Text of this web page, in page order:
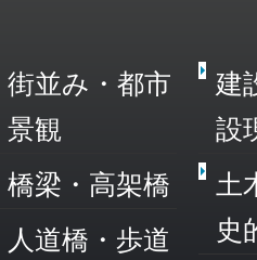
街並み・都市
景観
橋梁・高架橋
人道橋・歩道
建
設
土
史